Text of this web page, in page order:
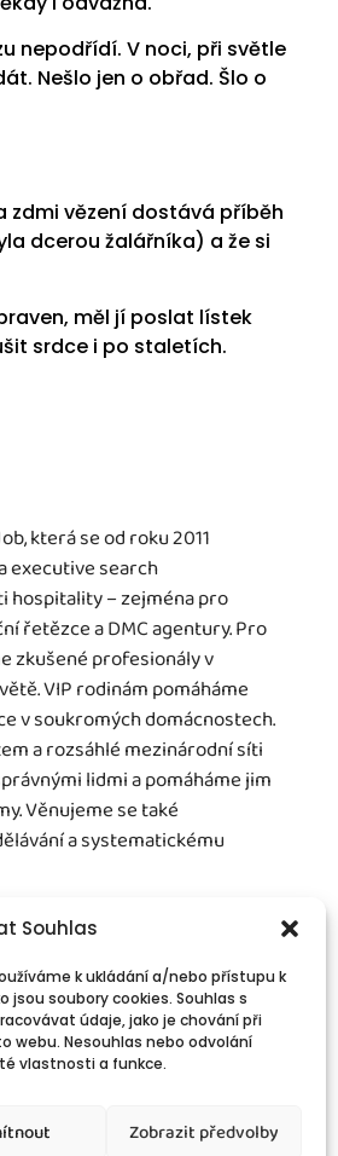
Souhlas
k ukládání a/nebo přístupu k
soubory cookies. Souhlas s
údaje, jako je chování při
webu. Nesouhlas nebo odvolání
vlastnosti a funkce.
Zobrazit předvolby
nepodřídí. V noci, při světle
Nešlo jen o obřad. Šlo o
zdmi vězení dostává příběh
dcerou žalářníka) a že si
měl jí poslat lístek
srdce i po staletích.
která se od roku 2011
executive search
hospitality – zejména pro
řetězce a DMC agentury. Pro
zkušené profesionály v
VIP rodinám pomáháme
v soukromých domácnostech.
a rozsáhlé mezinárodní síti
lidmi a pomáháme jim
Věnujeme se také
a systematickému
Spojte se s námi!
Kontakty